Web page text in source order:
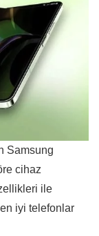
Samsung
cihaz
ile
iyi telefonlar